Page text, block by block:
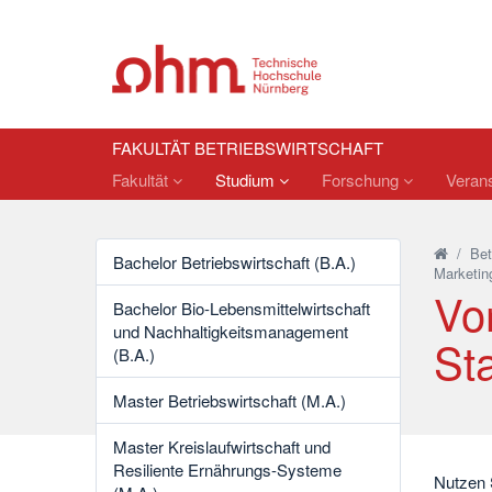
FAKULTÄT BETRIEBSWIRTSCHAFT
Fakultät
Studium Forschung
Bachelor Betriebswirtschaft (B.A.)
Bachelor Bio-Lebensmittelwirtschaft
und Nachhaltigkeitsmanagement
(B.A.)
Master Betriebswirtschaft (M.A.)
Master Kreislaufwirtschaft und
Resiliente Ernährungs-Systeme
/
Nutzen